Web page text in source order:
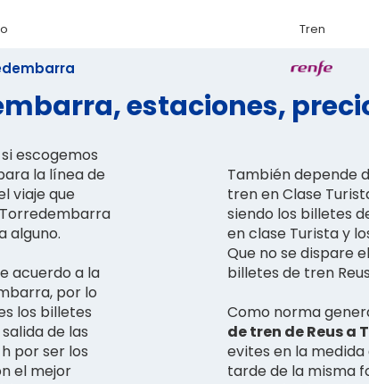
Tren
estaciones,
escogemos
la línea de
viaje que
alguno.
acuerdo a la
por lo
los billetes
de las
por ser los
el mejor
También depende
tren en Clase
siendo los billetes
en clase Turista y
Que no se dispare
billetes de tren
Como norma
de tren de Reus
evites en la
tarde de la misma